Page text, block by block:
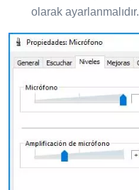
olarak ayarlanmalıdır.